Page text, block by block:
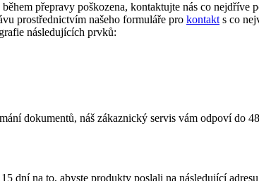
přepravy poškozena, kontaktujte nás co
prostřednictvím našeho formuláře pro kontakt s co
následujících prvků:
dokumentů, náš zákaznický servis vám odpoví do
dní na to, abyste produkty poslali na následující